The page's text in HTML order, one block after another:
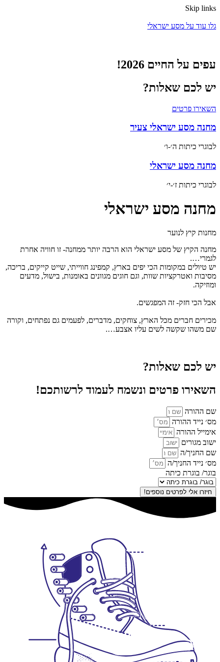
Skip links
גלו עוד על מסע ישראלי
עפים על החיים 2026!
יש לכם שאלות?
השאירו פרטים
מחנה מסע ישראלי צעיר
לבוגרי כיתות ה׳-ו׳
מחנה מסע ישראלי
לבוגרי כיתות ז׳-י׳
מחנה מסע ישראלי
מחנות קיץ לנוער
מחנה הקיץ של מסע ישראלי הוא הרבה יותר ממחנה- זו חוויה אחרת
לגמרי….
יש טיולים במקומות הכי יפים בארץ, קמפינג חווייתי, שייט קייקים, בריכה,
מסיבות ואטרקציות שוות, וגם חוגים מגוונים באומנות, בישול, מדעים
ומוזיקה.
אבל הכי חזק- זה המפגשים.
מכירים חברים מכל הארץ, צוחקים, מדברים, לפעמים גם נפתחים, וקורה
שם משהו שקשה לשים עליו אצבע….
יש לכם שאלות?
השאירו פרטים ונשמח לעמוד לרשותכם!
שם ההורה
מס׳ נייד ההורה
אימייל ההורה
ישוב מגורים
שם החניך/ה
מס׳ נייד החניך/ה
בוגר/ בוגרת כיתה
חיזרו אלי לפרטים נוספים!